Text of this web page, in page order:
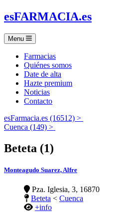
esFARMACIA.es
Menu
Farmacias
Quiénes somos
Date de alta
Hazte premium
Noticias
Contacto
esFarmacia.es (16512) >
Cuenca (149) >
Beteta (1)
Monteagudo Suarez, Alfre
Pza. Iglesia, 3, 16870
Beteta < Cuenca
+info